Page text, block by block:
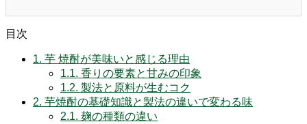
目次
1. 芋 焼酎が美味いと感じる理由
1.1. 香りの要素と甘みの印象
1.2. 製法と原料が生むコク
2. 芋焼酎の基礎知識と製法の違いで変わる味
2.1. 麹の種類の違い